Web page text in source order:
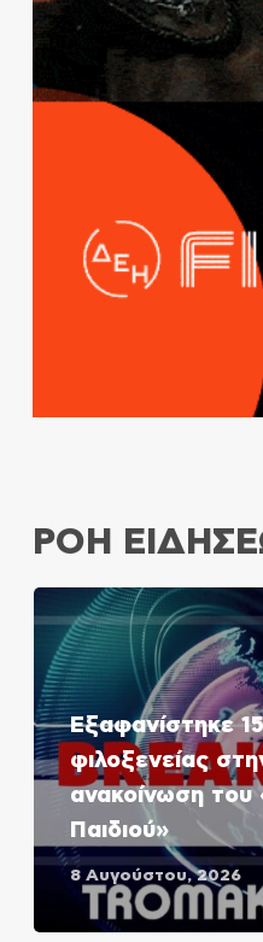
ΡΟΗ
Εξαφανίστηκε
φιλοξενείας
ανακοίνωση του
Παιδιού»
8 Αυγούστου, 2026